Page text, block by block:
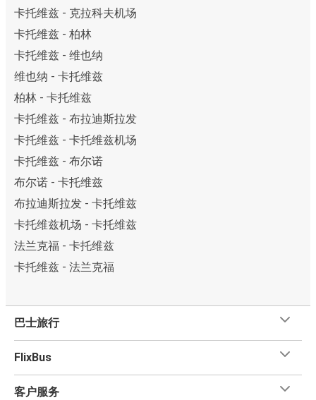
卡托维兹 - 克拉科夫机场
卡托维兹 - 柏林
卡托维兹 - 维也纳
维也纳 - 卡托维兹
柏林 - 卡托维兹
卡托维兹 - 布拉迪斯拉发
卡托维兹 - 卡托维兹机场
卡托维兹 - 布尔诺
布尔诺 - 卡托维兹
布拉迪斯拉发 - 卡托维兹
卡托维兹机场 - 卡托维兹
法兰克福 - 卡托维兹
卡托维兹 - 法兰克福
巴士旅行
FlixBus
客户服务